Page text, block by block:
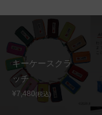
キーケースクラ
ッチ
¥7,480(税込)